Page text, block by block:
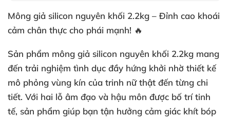
Mông giả silicon nguyên khối 2.2kg – Đỉnh cao khoái
cảm chân thực cho phái mạnh! 🔥
Sản phẩm mông giả silicon nguyên khối 2.2kg mang
đến trải nghiệm tình dục đầy hứng khởi nhờ thiết kế
mô phỏng vùng kín của trinh nữ thật đến từng chi
tiết. Với hai lỗ âm đạo và hậu môn được bố trí tinh
tế, sản phẩm giúp bạn tận hưởng cảm giác khít bóp